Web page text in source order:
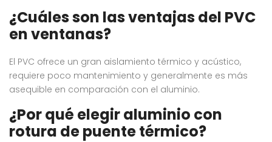
¿Cuáles son las ventajas del PVC
en ventanas?
El PVC ofrece un gran aislamiento térmico y acústico,
requiere poco mantenimiento y generalmente es más
asequible en comparación con el aluminio.
¿Por qué elegir aluminio con
rotura de puente térmico?